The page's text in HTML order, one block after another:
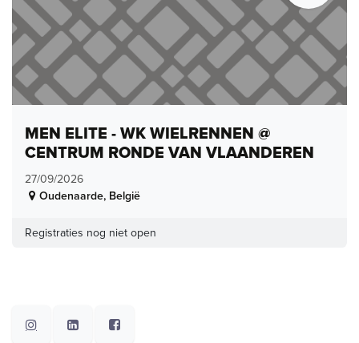
MEN ELITE - WK WIELRENNEN @
CENTRUM RONDE VAN VLAANDEREN
27/09/2026
Oudenaarde, België
Registraties nog niet open